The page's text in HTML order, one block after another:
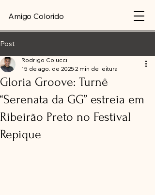
Amigo Colorido
Post
Gloria Groove: Turnê
“Serenata da GG” estreia em
Ribeirão Preto no Festival
Repique
Rodrigo Colucci
15 de ago. de 2025 2 min de leitura